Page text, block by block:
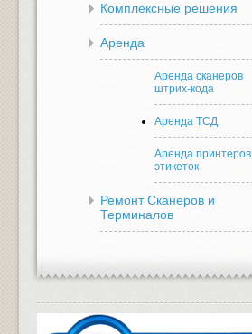
Комплексные решения
Аренда
Аренда сканеров
штрих-кода
Аренда ТСД
Аренда принтеров
этикеток
Ремонт Сканеров и
Терминалов